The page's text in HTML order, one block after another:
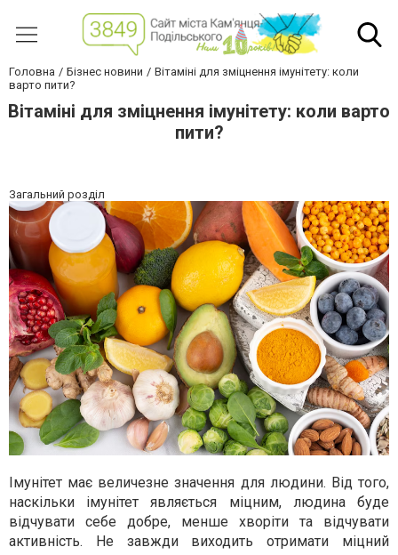
Головна Бізнес новини
Вітаміні для зміцнення імунітету: коли
варто пити?
Вітаміні для зміцнення імунітету: коли варто
пити?
Загальний розділ
Імунітет має величезне значення для людини. Від того,
наскільки імунітет являється міцним, людина буде
відчувати себе добре, менше хворіти та відчувати
активність. Не завжди виходить отримати міцний